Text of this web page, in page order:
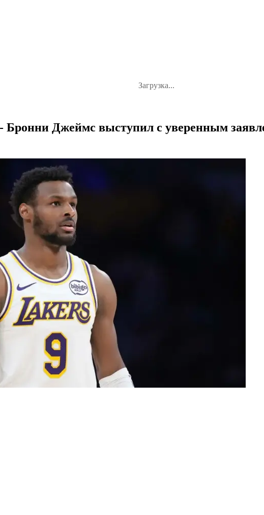
Загрузка...
Бронни Джеймс выступил с уверенным